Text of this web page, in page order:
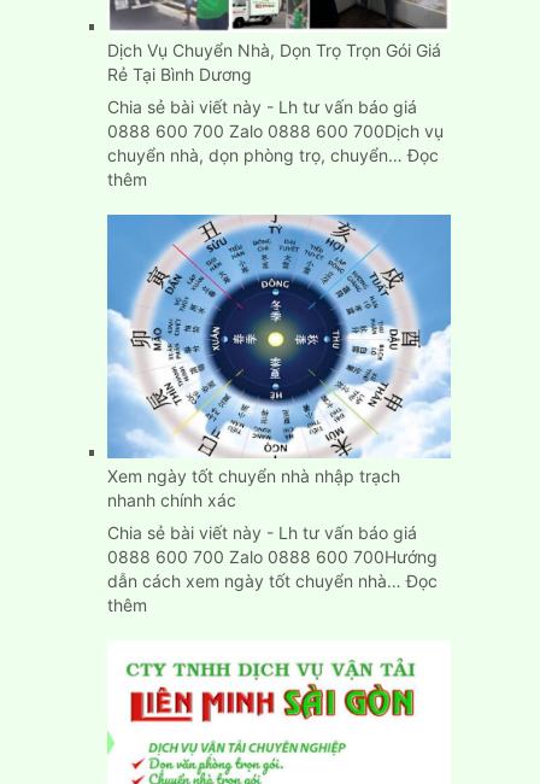
Dịch Vụ Chuyển Nhà, Dọn Trọ Trọn Gói Giá
Rẻ Tại Bình Dương
Chia sẻ bài viết này - Lh tư vấn báo giá
0888 600 700 Zalo 0888 600 700Dịch vụ
chuyển nhà, dọn phòng trọ, chuyển…Đọc
thêm:
Chuyển
Nhà,
Dọn
Trọ
Trọn
Giá
Rẻ
Tại
Bình
Dương
Xem ngày tốt chuyển nhà nhập trạch
nhanh chính xác
Chia sẻ bài viết này - Lh tư vấn báo giá
0888 600 700 Zalo 0888 600 700Hướng
dẫn cách xem ngày tốt chuyển nhà…Đọc
thêm:
tốt
chuyển
nhà
nhập
trạch